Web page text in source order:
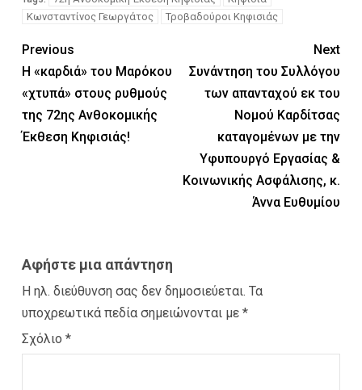
Κωνσταντίνος Γεωργάτος
Τροβαδούροι Κηφισιάς
Previous
Η «καρδιά» του Μαρόκου
«χτυπά» στους ρυθμούς
της 72ης Ανθοκομικής
Έκθεση Κηφισιάς!
Next
Συνάντηση του Συλλόγου
των απανταχού εκ του
Νομού Καρδίτσας
καταγομένων με την
Υφυπουργό Εργασίας &
Κοινωνικής Ασφάλισης, κ.
Άννα Ευθυμίου
Αφήστε μια απάντηση
Η ηλ. διεύθυνση σας δεν δημοσιεύεται. Τα
υποχρεωτικά πεδία σημειώνονται με *
Σχόλιο *